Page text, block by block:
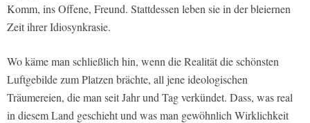
Komm, ins Offene, Freund. Stattdessen leben sie in der bleiernen
Zeit ihrer Idiosynkrasie.
Wo käme man schließlich hin, wenn die Realität die schönsten
Luftgebilde zum Platzen brächte, all jene ideologischen
Träumereien, die man seit Jahr und Tag verkündet. Dass, was real
in diesem Land geschieht und was man gewöhnlich Wirklichkeit